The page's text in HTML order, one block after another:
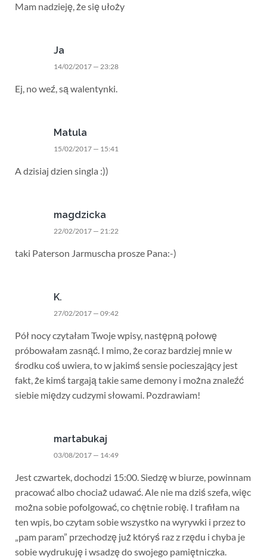
Mam nadzieję, że się ułoży
Ja
14/02/2017 — 23:28
Ej, no weź, są walentynki.
Matula
15/02/2017 — 15:41
A dzisiaj dzien singla :))
magdzicka
22/02/2017 — 21:22
taki Paterson Jarmuscha prosze Pana:-)
K.
27/02/2017 — 09:42
Pół nocy czytałam Twoje wpisy, następną połowę
próbowałam zasnąć. I mimo, że coraz bardziej mnie w
środku coś uwiera, to w jakimś sensie pocieszający jest
fakt, że kimś targają takie same demony i można znaleźć
siebie między cudzymi słowami. Pozdrawiam!
martabukaj
03/08/2017 — 14:49
Jest czwartek, dochodzi 15:00. Siedzę w biurze, powinnam
pracować albo chociaż udawać. Ale nie ma dziś szefa, więc
można sobie pofolgować, co chętnie robię. I trafiłam na
ten wpis, bo czytam sobie wszystko na wyrywki i przez to
„pam param” przechodzę już któryś raz z rzędu i chyba je
sobie wydrukuję i wsadzę do swojego pamiętniczka.